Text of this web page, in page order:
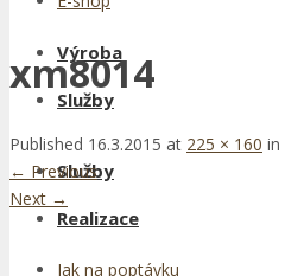
Služby
Realizace
Výroba
Služby
xm8014
Published 16.3.2015 at 225 × 160 in
← Previous
Next →
Jak na poptávku